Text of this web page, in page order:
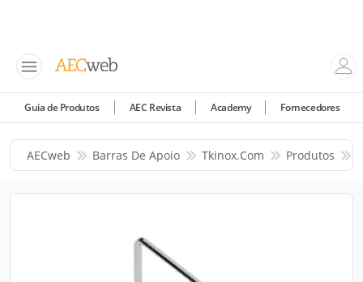
Guia de Produtos AEC Revista Academy Fornecedores
AECweb Barras De Apoio Tkinox.com Produtos